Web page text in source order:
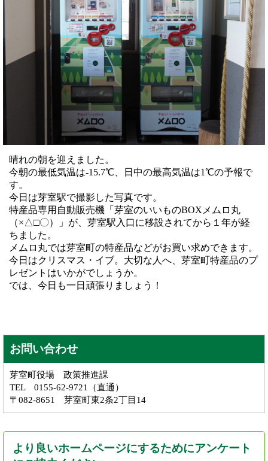
晴れの朝を迎えました。
今朝の最低気温は-15.7℃、日中の最高気温は1℃の予報で
す。
今日は芽室駅で撮影した写真です。
特産品専用自動販売機「芽室のいいものBOXメムロ丸
（×△□〇）」が、芽室駅入口に移設されてから１年が経
ちました。
メムロ丸では芽室町の特産品などがお買い求めできます。
今日はクリスマス・イブ。大切な人へ、芽室町特産品のプ
レゼントはいかがでしょうか。
では、今日も一日頑張りましょう！
お問い合わせ
芽室町役場 政策推進課
TEL 0155-62-9721（直通）
〒082-8651 芽室町東2条2丁目14
より良いホームページにするためにアンケート